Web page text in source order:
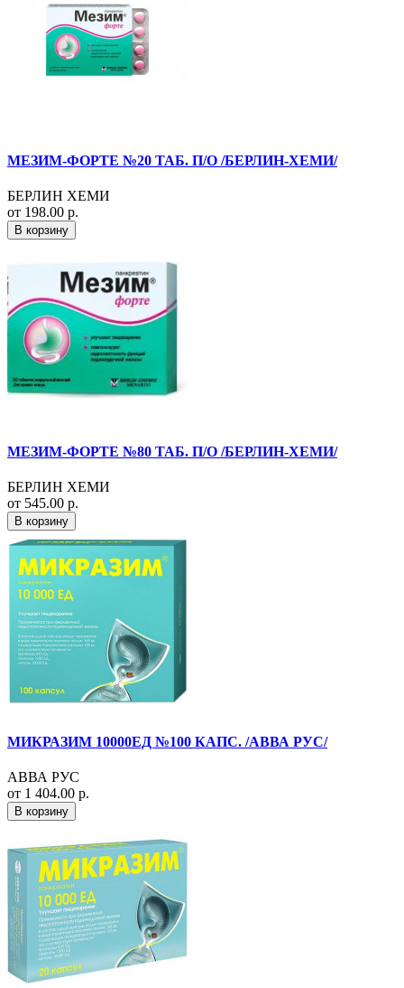
МЕЗИМ-ФОРТЕ №20 ТАБ. П/О /БЕРЛИН-ХЕМИ/
БЕРЛИН ХЕМИ
от 198.00 р.
В корзину
МЕЗИМ-ФОРТЕ №80 ТАБ. П/О /БЕРЛИН-ХЕМИ/
БЕРЛИН ХЕМИ
от 545.00 р.
В корзину
МИКРАЗИМ 10000ЕД №100 КАПС. /АВВА РУС/
АВВА РУС
от 1 404.00 р.
В корзину